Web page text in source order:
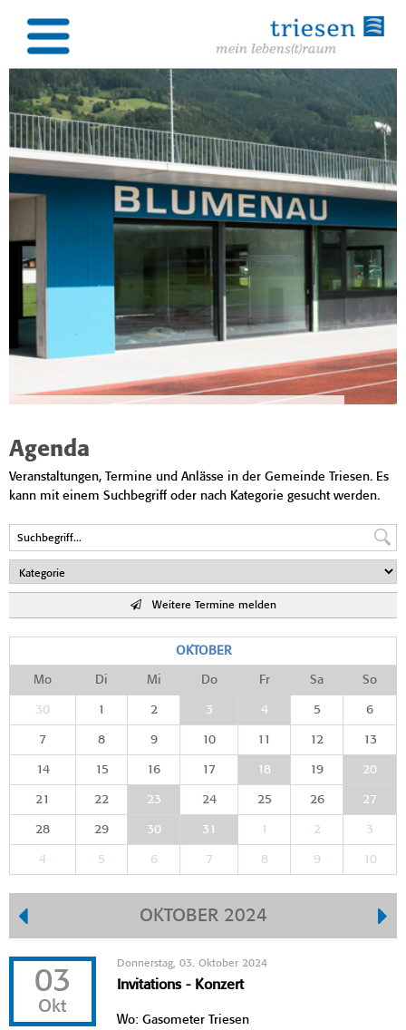
Agenda
Veranstaltungen, Termine und Anlässe in der Gemeinde Triesen. Es
kann mit einem Suchbegriff oder nach Kategorie gesucht werden.
Weitere Termine melden
OKTOBER
Mo Di Mi Do Fr Sa So
30 1 2 3 4 5 6
7 8 9 10 11 12 13
14 15 16 17 18 19 20
21 22 23 24 25 26 27
28 29 30 31 1 2 3
4 5 6 7 8 9 10
OKTOBER 2024
03
Okt
Donnerstag, 03. Oktober 2024
Invitations - Konzert
Wo: Gasometer Triesen